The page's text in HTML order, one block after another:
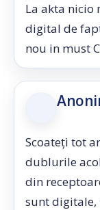
La akta nicio
digital de
nou in must
Scoateți tot
dublurile
din
sunt